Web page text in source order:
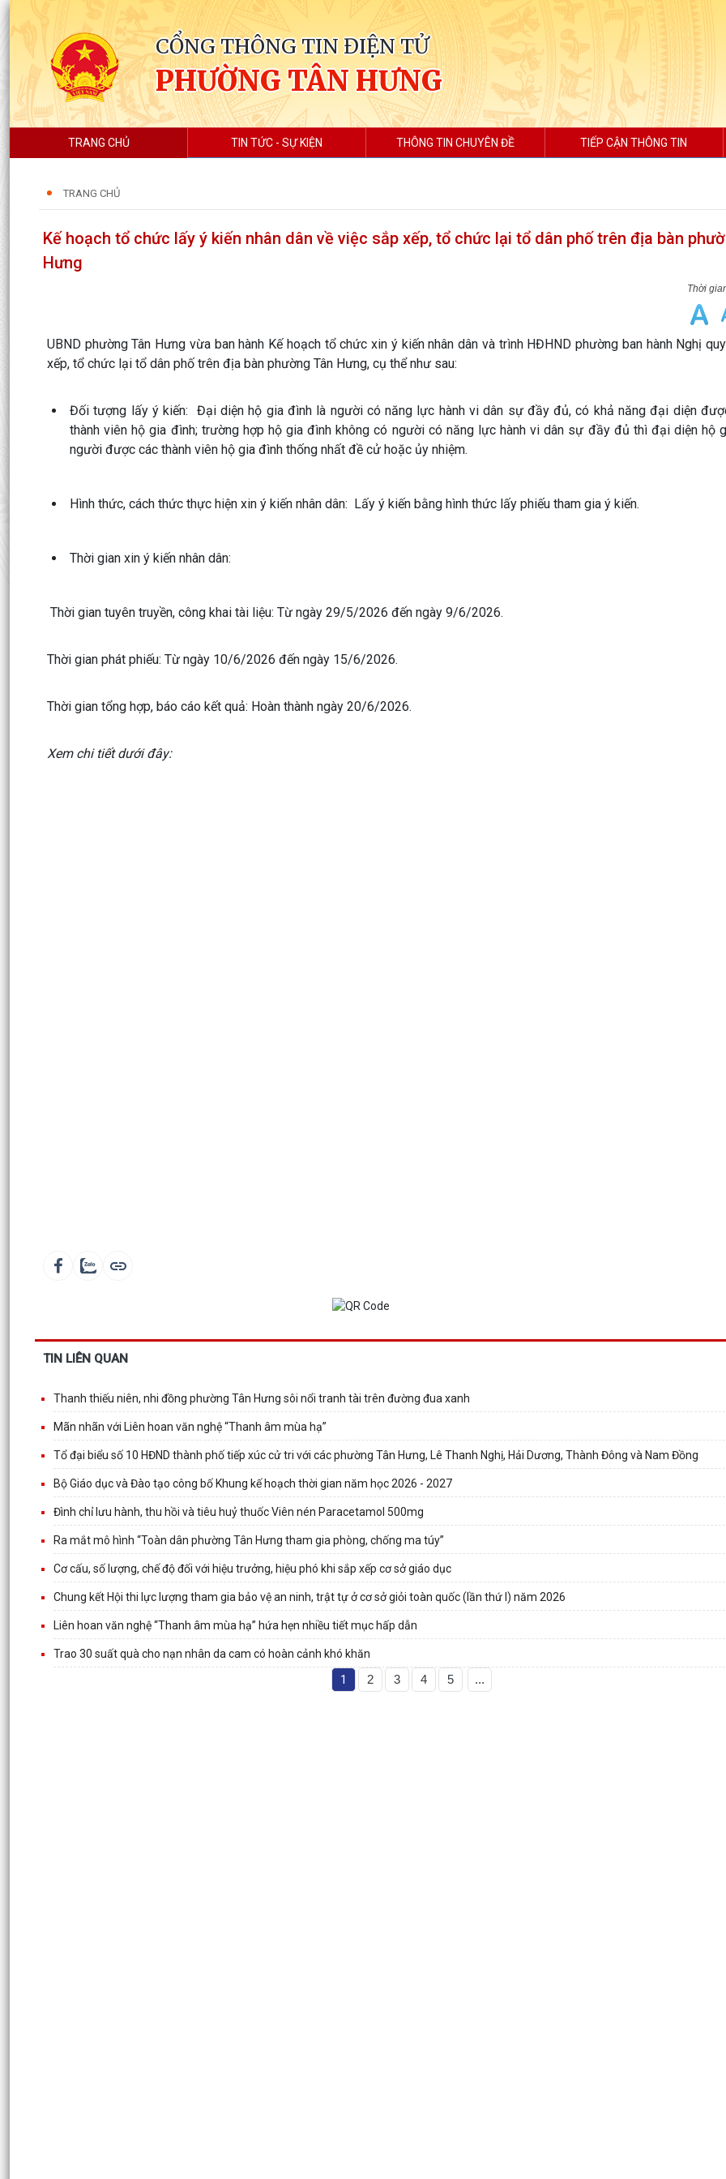
CỔNG THÔNG TIN ĐIỆN TỬ
PHƯỜNG TÂN HƯNG
TRANG CHỦ TIN TỨC - SỰ KIỆN THÔNG TIN CHUYÊN ĐỀ TIẾP CẬN THÔNG TIN
TRANG CHỦ
Kế hoạch tổ chức lấy ý kiến nhân dân về việc sắp xếp, tổ chức lại tổ dân phố trên địa bàn
Hưng
UBND phường Tân Hưng vừa ban hành Kế hoạch tổ chức xin ý kiến nhân dân và trình HĐHND phường ban hành Nghị
xếp, tổ chức lại tổ dân phố trên địa bàn phường Tân Hưng, cụ thể như sau:
Đối tượng lấy ý kiến: Đại diện hộ gia đình là người có năng lực hành vi dân sự đầy đủ, có khả năng đại diện
thành viên hộ gia đình; trường hợp hộ gia đình không có người có năng lực hành vi dân sự đầy đủ thì đại diện hộ
người được các thành viên hộ gia đình thống nhất đề cử hoặc ủy nhiệm.
Hình thức, cách thức thực hiện xin ý kiến nhân dân: Lấy ý kiến bằng hình thức lấy phiếu tham gia ý kiến.
Thời gian xin ý kiến nhân dân:
Thời gian tuyên truyền, công khai tài liệu: Từ ngày 29/5/2026 đến ngày 9/6/2026.
Thời gian phát phiếu: Từ ngày 10/6/2026 đến ngày 15/6/2026.
Thời gian tổng hợp, báo cáo kết quả: Hoàn thành ngày 20/6/2026.
Xem chi tiết dưới đây:
TIN LIÊN QUAN
Thanh thiếu niên, nhi đồng phường Tân Hưng sôi nổi tranh tài trên đường đua xanh
Mãn nhãn với Liên hoan văn nghệ “Thanh âm mùa hạ”
Tổ đại biểu số 10 HĐND thành phố tiếp xúc cử tri với các phường Tân Hưng, Lê Thanh Nghị, Hải Dương, Thành Đông và Nam Đồng
Bộ Giáo dục và Đào tạo công bố Khung kế hoạch thời gian năm học 2026 - 2027
Đình chỉ lưu hành, thu hồi và tiêu huỷ thuốc Viên nén Paracetamol 500mg
Ra mắt mô hình “Toàn dân phường Tân Hưng tham gia phòng, chống ma túy”
Cơ cấu, số lượng, chế độ đối với hiệu trưởng, hiệu phó khi sắp xếp cơ sở giáo dục
Chung kết Hội thi lực lượng tham gia bảo vệ an ninh, trật tự ở cơ sở giỏi toàn quốc (lần thứ I) năm 2026
Liên hoan văn nghệ “Thanh âm mùa hạ” hứa hẹn nhiều tiết mục hấp dẫn
Trao 30 suất quà cho nạn nhân da cam có hoàn cảnh khó khăn
1 2 3 4 5 ...